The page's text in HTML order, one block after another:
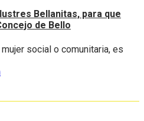
Bellanitas, para que
de Bello
social o comunitaria, es